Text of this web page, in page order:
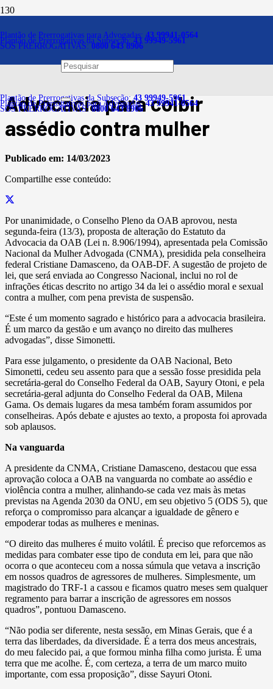
Plantão de Prerrogativas para Advogadas: 43 99941-0564
Plantão de Prerrogativas da Subseção:43 99949-5961
SOS PRERROGATIVAS:0800 643 8906
Plantão de Prerrogativas da Subseção:43 99949-5961
Plantão de Prerrogativas para Advogadas:43 99941-0564
SOS PRERROGATIVAS:0800 643 8906
Pleno aprova proposta de
emenda ao Estatuto da
Advocacia para coibir
assédio contra mulher
Publicado em: 14/03/2023
Compartilhe esse conteúdo:
Por unanimidade, o Conselho Pleno da OAB aprovou, nesta
segunda-feira (13/3), proposta de alteração do Estatuto da
Advocacia da OAB (Lei n. 8.906/1994), apresentada pela Comissão
Nacional da Mulher Advogada (CNMA), presidida pela conselheira
federal Cristiane Damasceno, da OAB-DF. A sugestão de projeto de
lei, que será enviada ao Congresso Nacional, inclui no rol de
infrações éticas descrito no artigo 34 da lei o assédio moral e sexual
contra a mulher, com pena prevista de suspensão.
“Este é um momento sagrado e histórico para a advocacia brasileira.
É um marco da gestão e um avanço no direito das mulheres
advogadas”, disse Simonetti.
Para esse julgamento, o presidente da OAB Nacional, Beto
Simonetti, cedeu seu assento para que a sessão fosse presidida pela
secretária-geral do Conselho Federal da OAB, Sayury Otoni, e pela
secretária-geral adjunta do Conselho Federal da OAB, Milena
Gama. Os demais lugares da mesa também foram assumidos por
conselheiras. Após debate e ajustes ao texto, a proposta foi aprovada
sob aplausos.
Na vanguarda
A presidente da CNMA, Cristiane Damasceno, destacou que essa
aprovação coloca a OAB na vanguarda no combate ao assédio e
violência contra a mulher, alinhando-se cada vez mais às metas
previstas na Agenda 2030 da ONU, em seu objetivo 5 (ODS 5), que
reforça o compromisso para alcançar a igualdade de gênero e
empoderar todas as mulheres e meninas.
“O direito das mulheres é muito volátil. É preciso que reforcemos as
medidas para combater esse tipo de conduta em lei, para que não
ocorra o que aconteceu com a nossa súmula que vetava a inscrição
em nossos quadros de agressores de mulheres. Simplesmente, um
magistrado do TRF-1 a cassou e ficamos quatro meses sem qualquer
regramento para barrar a inscrição de agressores em nossos
quadros”, pontuou Damasceno.
“Não podia ser diferente, nesta sessão, em Minas Gerais, que é a
terra das liberdades, da diversidade. É a terra dos meus ancestrais,
do meu falecido pai, a que formou minha filha como jurista. É uma
terra que me acolhe. É, com certeza, a terra de um marco muito
importante, com essa proposição”, disse Sayuri Otoni.